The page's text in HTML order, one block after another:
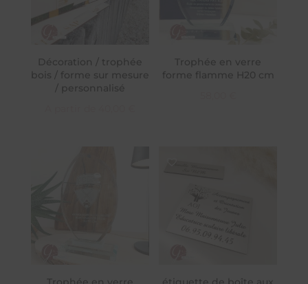
Décoration / trophée
bois / forme sur mesure
/ personnalisé
Trophée en verre
forme flamme H20 cm